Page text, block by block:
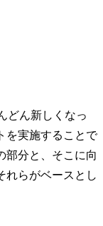
どん新しくなっ
を実施することで
部分と、そこに向
れらがベースとし